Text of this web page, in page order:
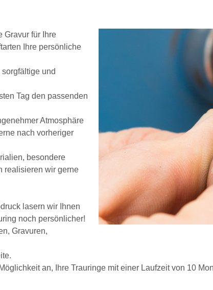
Gravur für Ihre
Ihre persönliche
und
Tag den passenden
Atmosphäre
nach vorheriger
besondere
realisieren wir gerne
lasern wir Ihnen
noch persönlicher!
Gravuren,
an, Ihre Trauringe mit einer Laufzeit von 10